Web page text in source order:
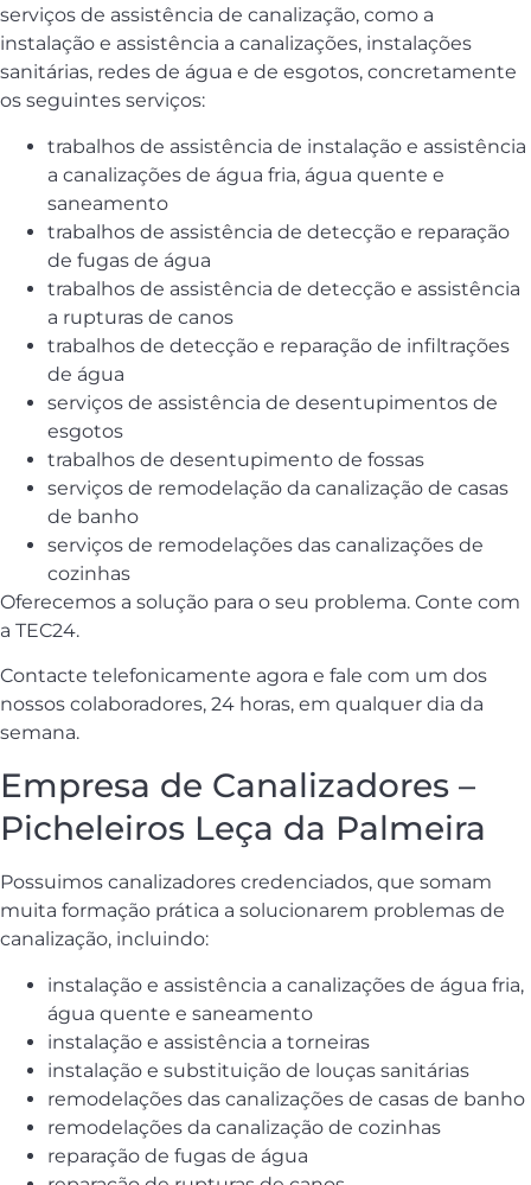
serviços de assistência de canalização, como a
instalação e assistência a canalizações, instalações
sanitárias, redes de água e de esgotos, concretamente
os seguintes serviços:
trabalhos de assistência de instalação e assistência
a canalizações de água fria, água quente e
saneamento
trabalhos de assistência de detecção e reparação
de fugas de água
trabalhos de assistência de detecção e assistência
a rupturas de canos
trabalhos de detecção e reparação de infiltrações
de água
serviços de assistência de desentupimentos de
esgotos
trabalhos de desentupimento de fossas
serviços de remodelação da canalização de casas
de banho
serviços de remodelações das canalizações de
cozinhas
Oferecemos a solução para o seu problema. Conte com
a TEC24.
Contacte telefonicamente agora e fale com um dos
nossos colaboradores, 24 horas, em qualquer dia da
semana.
Empresa de Canalizadores –
Picheleiros Leça da Palmeira
Possuimos canalizadores credenciados, que somam
muita formação prática a solucionarem problemas de
canalização, incluindo:
instalação e assistência a canalizações de água fria,
água quente e saneamento
instalação e assistência a torneiras
instalação e substituição de louças sanitárias
remodelações das canalizações de casas de banho
remodelações da canalização de cozinhas
reparação de fugas de água